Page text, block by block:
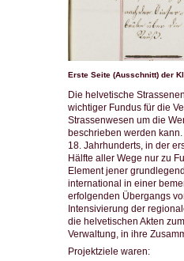
Erste Seite (Ausschnitt) der
Die helvetische
wichtiger Fundus für die
Strassenwesen um die
beschrieben werden
18. Jahrhunderts, in der
Hälfte aller Wege nur zu
Element jener
international in einer
erfolgenden Übergangs
Intensivierung der
die helvetischen Akten
Verwaltung, in ihre
Projektziele waren: